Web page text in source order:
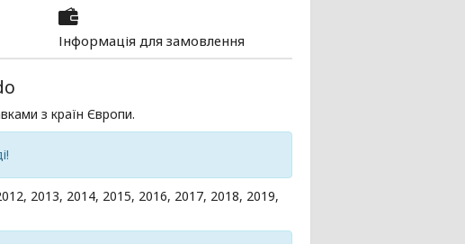
Інформація для замовлення
з країн Європи.
2013, 2014, 2015, 2016, 2017, 2018, 2019,